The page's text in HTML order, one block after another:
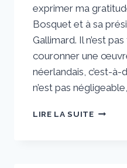
exprimer ma
Bosquet et à sa
Gallimard. Il n’est
couronner une
néerlandais, c’est-à-
n’est pas
LIRE LA SUITE